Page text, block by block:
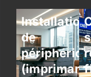
Installation
de